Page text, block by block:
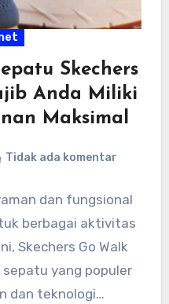
Skechers
Anda Miliki
Maksimal
Tidak ada komentar
dan fungsional
berbagai aktivitas
Skechers Go Walk
yang populer
dan teknologi…